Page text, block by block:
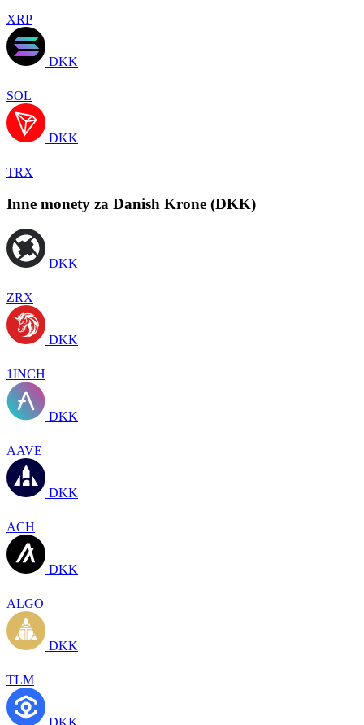
XRP
DKK
SOL
DKK
TRX
Inne monety za Danish Krone (DKK)
DKK
ZRX
DKK
1INCH
DKK
AAVE
DKK
ACH
DKK
ALGO
DKK
TLM
DKK